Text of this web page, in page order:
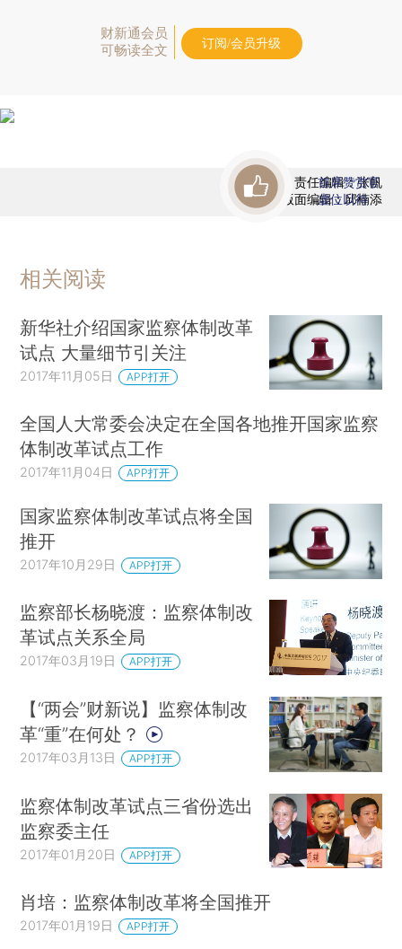
财新通会员
可畅读全文
订阅/会员升级
责任编辑：张帆
版面编辑：邱楠添
首席赞赏官
虚位以待
相关阅读
新华社介绍国家监察体制改革
试点 大量细节引关注
2017年11月05日 APP打开
全国人大常委会决定在全国各地推开国家监察
体制改革试点工作
2017年11月04日 APP打开
国家监察体制改革试点将全国
推开
2017年10月29日 APP打开
监察部长杨晓渡：监察体制改
革试点关系全局
2017年03月19日 APP打开
【“两会”财新说】监察体制改
革“重”在何处？
2017年03月13日 APP打开
监察体制改革试点三省份选出
监察委主任
2017年01月20日 APP打开
肖培：监察体制改革将全国推开
2017年01月19日 APP打开